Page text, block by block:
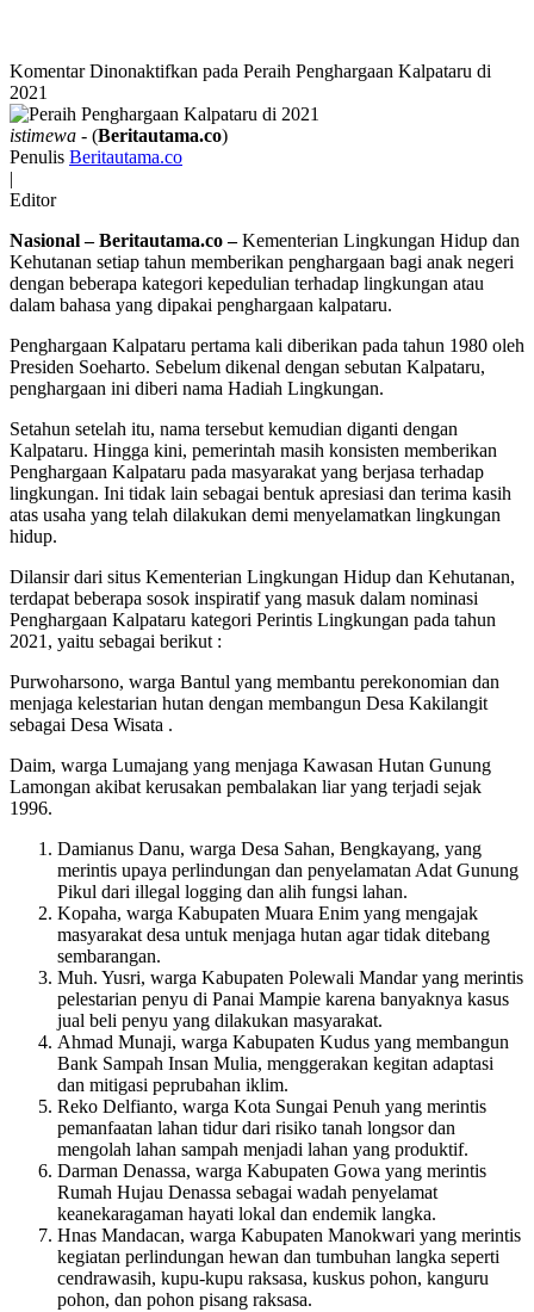
Komentar Dinonaktifkan pada Peraih Penghargaan Kalpataru di
2021
istimewa - (Beritautama.co)
Penulis Beritautama.co
|
Editor
Nasional – Beritautama.co –Kementerian Lingkungan Hidup dan
Kehutanan setiap tahun memberikan penghargaan bagi anak negeri
dengan beberapa kategori kepedulian terhadap lingkungan atau
dalam bahasa yang dipakai penghargaan kalpataru.
Penghargaan Kalpataru pertama kali diberikan pada tahun 1980 oleh
Presiden Soeharto. Sebelum dikenal dengan sebutan Kalpataru,
penghargaan ini diberi nama Hadiah Lingkungan.
Setahun setelah itu, nama tersebut kemudian diganti dengan
Kalpataru. Hingga kini, pemerintah masih konsisten memberikan
Penghargaan Kalpataru pada masyarakat yang berjasa terhadap
lingkungan. Ini tidak lain sebagai bentuk apresiasi dan terima kasih
atas usaha yang telah dilakukan demi menyelamatkan lingkungan
hidup.
Dilansir dari situs Kementerian Lingkungan Hidup dan Kehutanan,
terdapat beberapa sosok inspiratif yang masuk dalam nominasi
Penghargaan Kalpataru kategori Perintis Lingkungan pada tahun
2021, yaitu sebagai berikut :
Purwoharsono, warga Bantul yang membantu perekonomian dan
menjaga kelestarian hutan dengan membangun Desa Kakilangit
sebagai Desa Wisata .
Daim, warga Lumajang yang menjaga Kawasan Hutan Gunung
Lamongan akibat kerusakan pembalakan liar yang terjadi sejak
1996.
Damianus Danu, warga Desa Sahan, Bengkayang, yang
merintis upaya perlindungan dan penyelamatan Adat Gunung
Pikul dari illegal logging dan alih fungsi lahan.
Kopaha, warga Kabupaten Muara Enim yang mengajak
masyarakat desa untuk menjaga hutan agar tidak ditebang
sembarangan.
Muh. Yusri, warga Kabupaten Polewali Mandar yang merintis
pelestarian penyu di Panai Mampie karena banyaknya kasus
jual beli penyu yang dilakukan masyarakat.
Ahmad Munaji, warga Kabupaten Kudus yang membangun
Bank Sampah Insan Mulia, menggerakan kegitan adaptasi
dan mitigasi peprubahan iklim.
Reko Delfianto, warga Kota Sungai Penuh yang merintis
pemanfaatan lahan tidur dari risiko tanah longsor dan
mengolah lahan sampah menjadi lahan yang produktif.
Darman Denassa, warga Kabupaten Gowa yang merintis
Rumah Hujau Denassa sebagai wadah penyelamat
keanekaragaman hayati lokal dan endemik langka.
Hnas Mandacan, warga Kabupaten Manokwari yang merintis
kegiatan perlindungan hewan dan tumbuhan langka seperti
cendrawasih, kupu-kupu raksasa, kuskus pohon, kanguru
pohon, dan pohon pisang raksasa.